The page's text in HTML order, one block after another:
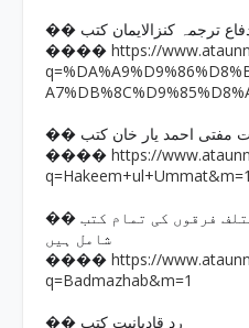
دفاع ترجمہ کنزالایمان کتب
���� https://
مفتی احمد یار خان کتب
���� https://
q=Hakeem+ul+Ummat&m=1
�� رد بدمذہب کتب جس میں مختلف فرقوں کی تمام کتب
شامل ہیں
���� https://
q=Badmazhab&m=1
�� رد قادیانیت کتب